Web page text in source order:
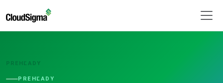
PREHĽADY
PREHĽADY